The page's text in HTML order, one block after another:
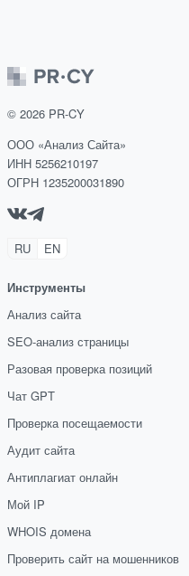
© 2026 PR-CY
ООО «Анализ Сайта»
ИНН 5256210197
ОГРН 1235200031890
RU EN
Инструменты
Анализ сайта
SEO-анализ страницы
Разовая проверка позиций
Чат GPT
Проверка посещаемости
Аудит сайта
Антиплагиат онлайн
Мой IP
WHOIS домена
Проверить сайт на мошенников